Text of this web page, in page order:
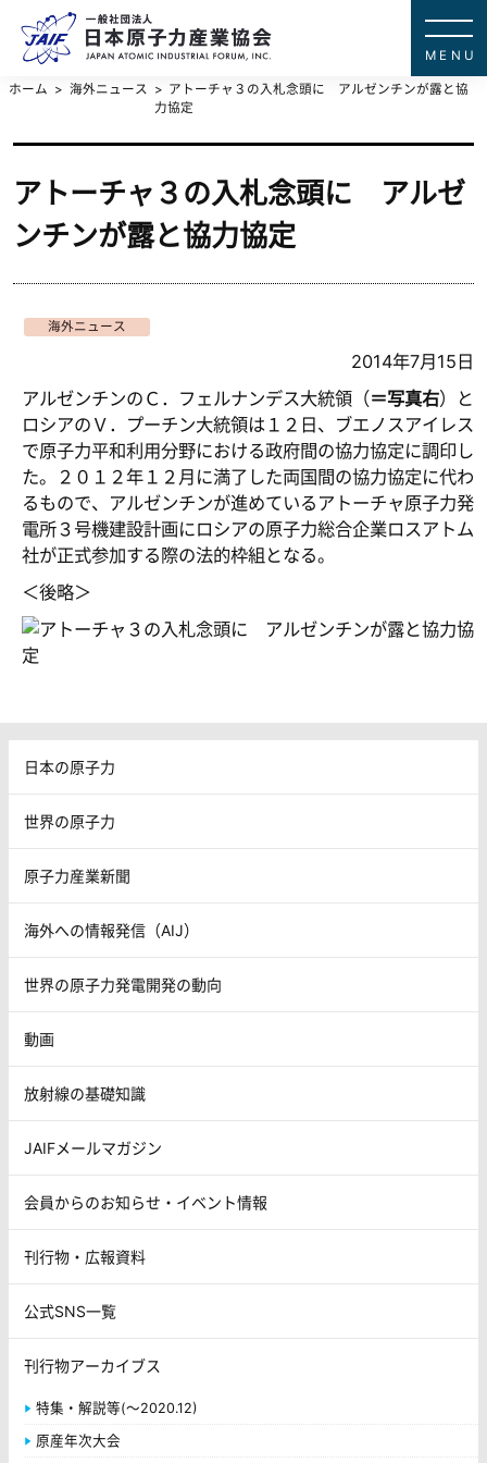
ホーム 海外ニュース
アトーチャ３の入札念頭に アルゼンチンが露と協
力協定
アトーチャ３の入札念頭に アルゼ
ンチンが露と協力協定
海外ニュース
2014年7月15日
アルゼンチンのＣ．フェルナンデス大統領（＝写真右）と
ロシアのＶ．プーチン大統領は１２日、ブエノスアイレス
で原子力平和利用分野における政府間の協力協定に調印し
た。２０１２年１２月に満了した両国間の協力協定に代わ
るもので、アルゼンチンが進めているアトーチャ原子力発
電所３号機建設計画にロシアの原子力総合企業ロスアトム
社が正式参加する際の法的枠組となる。
＜後略＞
日本の原子力
世界の原子力
原子力産業新聞
海外への情報発信（AIJ）
世界の原子力発電開発の動向
動画
放射線の基礎知識
JAIFメールマガジン
会員からのお知らせ・イベント情報
刊行物・広報資料
公式SNS一覧
刊行物アーカイブス
特集・解説等(～2020.12)
原産年次大会